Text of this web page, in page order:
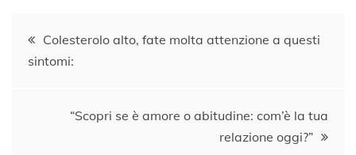
Navigazione
articoli
Colesterolo alto, fate molta attenzione a questi
sintomi:
“Scopri se è amore o abitudine: com’è la tua
relazione oggi?”